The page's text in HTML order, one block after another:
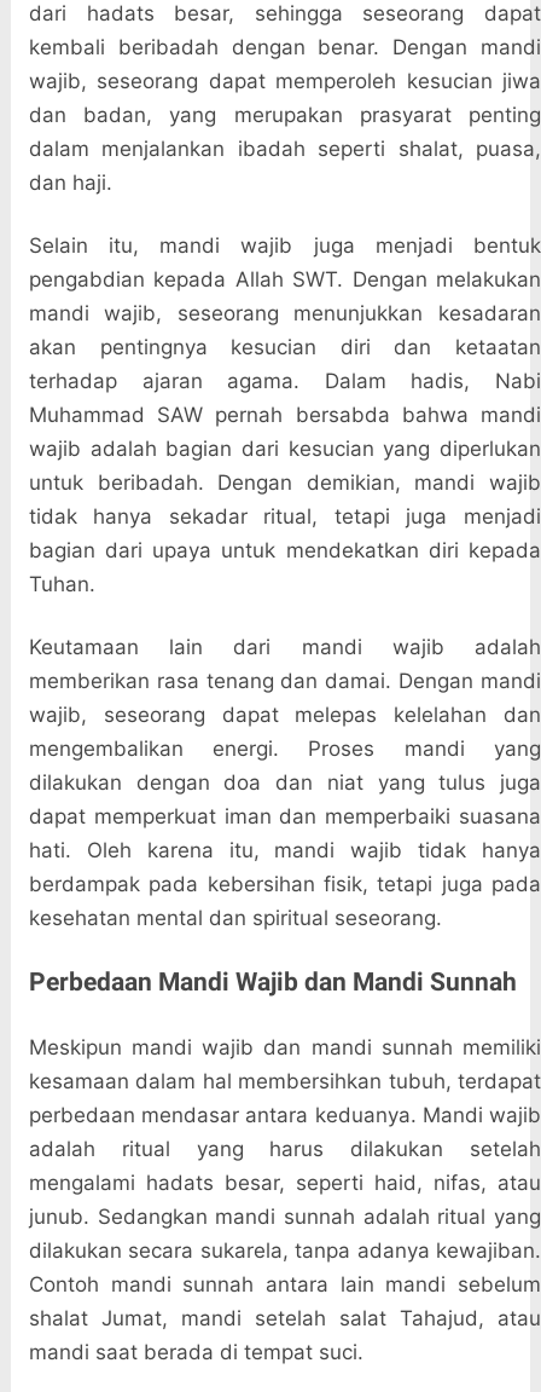
dari hadats besar, sehingga seseorang dapat
kembali beribadah dengan benar. Dengan mandi
wajib, seseorang dapat memperoleh kesucian jiwa
dan badan, yang merupakan prasyarat penting
dalam menjalankan ibadah seperti shalat, puasa,
dan haji.
Selain itu, mandi wajib juga menjadi bentuk
pengabdian kepada Allah SWT. Dengan melakukan
mandi wajib, seseorang menunjukkan kesadaran
akan pentingnya kesucian diri dan ketaatan
terhadap ajaran agama. Dalam hadis, Nabi
Muhammad SAW pernah bersabda bahwa mandi
wajib adalah bagian dari kesucian yang diperlukan
untuk beribadah. Dengan demikian, mandi wajib
tidak hanya sekadar ritual, tetapi juga menjadi
bagian dari upaya untuk mendekatkan diri kepada
Tuhan.
Keutamaan lain dari mandi wajib adalah
memberikan rasa tenang dan damai. Dengan mandi
wajib, seseorang dapat melepas kelelahan dan
mengembalikan energi. Proses mandi yang
dilakukan dengan doa dan niat yang tulus juga
dapat memperkuat iman dan memperbaiki suasana
hati. Oleh karena itu, mandi wajib tidak hanya
berdampak pada kebersihan fisik, tetapi juga pada
kesehatan mental dan spiritual seseorang.
Perbedaan Mandi Wajib dan Mandi Sunnah
Meskipun mandi wajib dan mandi sunnah memiliki
kesamaan dalam hal membersihkan tubuh, terdapat
perbedaan mendasar antara keduanya. Mandi wajib
adalah ritual yang harus dilakukan setelah
mengalami hadats besar, seperti haid, nifas, atau
junub. Sedangkan mandi sunnah adalah ritual yang
dilakukan secara sukarela, tanpa adanya kewajiban.
Contoh mandi sunnah antara lain mandi sebelum
shalat Jumat, mandi setelah salat Tahajud, atau
mandi saat berada di tempat suci.